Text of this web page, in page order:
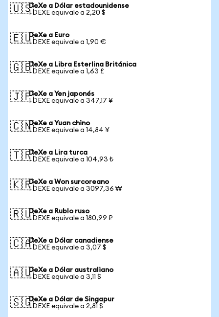
🇺🇸DeXe a Dólar estadounidense
1 DEXE equivale a 2,20 $
🇪🇺DeXe a Euro
1 DEXE equivale a 1,90 €
🇬🇧DeXe a Libra Esterlina Británica
1 DEXE equivale a 1,63 £
🇯🇵DeXe a Yen japonés
1 DEXE equivale a 347,17 ¥
🇨🇳DeXe a Yuan chino
1 DEXE equivale a 14,84 ¥
🇹🇷DeXe a Lira turca
1 DEXE equivale a 104,93 ₺
🇰🇷DeXe a Won surcoreano
1 DEXE equivale a 3097,36 ₩
🇷🇺DeXe a Rublo ruso
1 DEXE equivale a 180,99 ₽
🇨🇦DeXe a Dólar canadiense
1 DEXE equivale a 3,07 $
🇦🇺DeXe a Dólar australiano
1 DEXE equivale a 3,11 $
🇸🇬DeXe a Dólar de Singapur
1 DEXE equivale a 2,81 $